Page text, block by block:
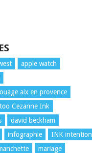
apple watch
aix en provence
Cezanne Ink
david beckham
infographie
INK intention
mariage